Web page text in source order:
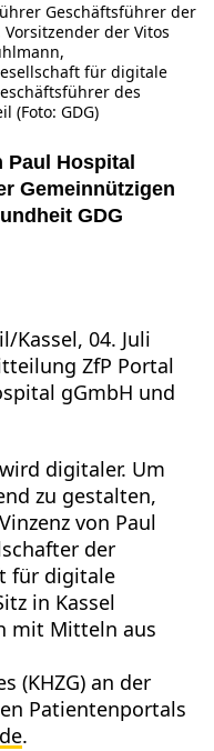
Geschäftsführer der
der Vitos
für digitale
des
(Foto: GDG)
Hospital
Gemeinnützigen
GDG
Kassel, 04. Juli
ZfP Portal
gGmbH und
digitaler. Um
zu gestalten,
von Paul
der
für digitale
in Kassel
mit Mitteln aus
(KHZG) an der
Patientenportals
.